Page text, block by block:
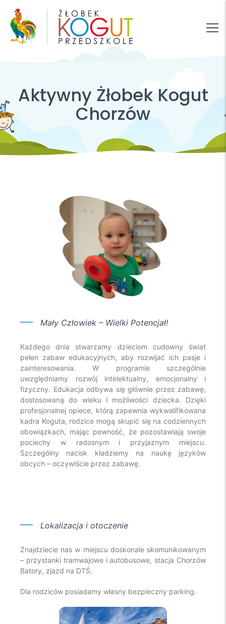
Aktywny Żłobek Kogut
Chorzów
Mały Człowiek – Wielki Potencjał!
Każdego dnia stwarzamy dzieciom cudowny świat
pełen zabaw edukacyjnych, aby rozwijać ich pasje i
zainteresowania. W programie szczególnie
uwzględniamy rozwój intelektualny, emocjonalny i
fizyczny. Edukacja odbywa się głównie przez zabawę,
dostosowaną do wieku i możliwości dziecka. Dzięki
profesjonalnej opiece, którą zapewnia wykwalifikowana
kadra Koguta, rodzice mogą skupić się na codziennych
obowiązkach, mając pewność, że pozostawiają swoje
pociechy w radosnym i przyjaznym miejscu.
Szczególny nacisk kładziemy na naukę języków
obcych – oczywiście przez zabawę.
Lokalizacja i otoczenie
Znajdziecie nas w miejscu doskonale skomunikowanym
– przystanki tramwajowe i autobusowe, stacja Chorzów
Batory, zjazd na DTŚ.
Dla rodziców posiadamy własny bezpieczny parking.